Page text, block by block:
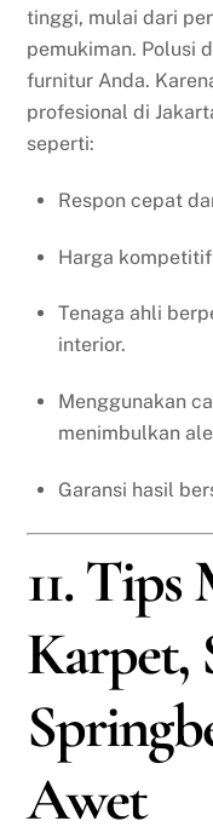
tinggi, mulai dari
pemukiman. Polusi
furnitur Anda.
profesional di
seperti:
Respon cepat
Harga
Tenaga ahli
interior.
Menggunakan
menimbulkan
Garansi hasil
11. Tips
Karpet,
Awet